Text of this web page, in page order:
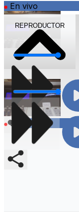
En vivo
Volumen
Compartir
REPRODUCTOR
En vivo
Volumen
Compartir